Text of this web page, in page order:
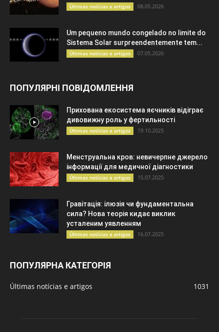
Últimas notícias e artigos 08.05.2026
Um pequeno mundo congelado no limite do
Sistema Solar surpreendentemente tem...
Últimas notícias e artigos 07.05.2026
ПОПУЛЯРНІ ПОВІДОМЛЕННЯ
Прихована екосистема яєчників відіграє
дивовижну роль у фертильності
Últimas notícias e artigos 19.10.2025
Менструальна кров: невичерпне джерело
інформації для медичної діагностики
Últimas notícias e artigos 15.07.2025
Гравітація: ілюзія чи фундаментальна
сила? Нова теорія кидає виклик
усталеним уявленням
Últimas notícias e artigos 16.07.2025
ПОПУЛЯРНА КАТЕГОРІЯ
Últimas notícias e artigos 1031